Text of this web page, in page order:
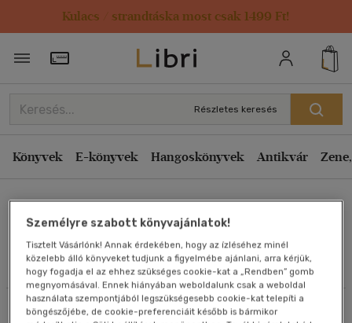
Kulacs / strandtáska most csak 1499 Ft!
Törzsvásárlói Kártya adatai
Részletes keresés
Könyvek E-könyvek Hangoskönyvek Antikvár
Művei
Szűrés Rendezés
Rendezés
Kiadás éve szerint csökkenő
Ár szerint csökkenő
Eladott darabszám szerint csökkenő
Eladott darabszám szerint növekvő
Cím szerint A-Z
Szerző szerint A-Z
Személyre szabott könyvajánlatok!
Tisztelt Vásárlónk! Annak érdekében, hogy az ízléséhez minél
közelebb álló könyveket tudjunk a figyelmébe ajánlani, arra kérjük,
hogy fogadja el az ehhez szükséges cookie-kat a „Rendben” gomb
megnyomásával. Ennek hiányában weboldalunk csak a weboldal
használata szempontjából legszükségesebb cookie-kat telepíti a
böngészőjébe, de cookie-preferenciáit később is bármikor